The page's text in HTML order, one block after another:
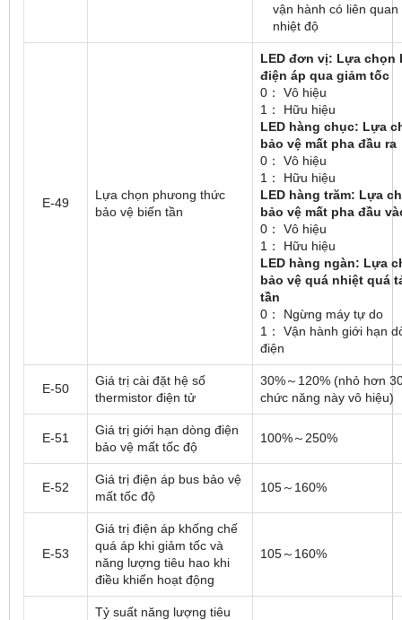
vận hành có liên quan
nhiệt độ
E-49
Lựa chọn phưong thức
bảo vệ biến tần
LED đơn vị: Lựa chọn
điện áp qua giảm tốc
0： Vô hiệu
1： Hữu hiệu
LED hàng chục: Lựa
bảo vệ mất pha đầu ra
0： Vô hiệu
1： Hữu hiệu
LED hàng trăm: Lựa
bảo vệ mất pha đầu
0： Vô hiệu
1： Hữu hiệu
LED hàng ngàn: Lựa
bảo vệ quá nhiệt quá
tần
0： Ngừng máy tự do
1： Vận hành giới hạn
điện
E-50
Giá trị cài đặt hệ số
thermistor điện tử
30%～120% (nhỏ hơn
chức năng này vô hiệu)
E-51
Giá trị giới hạn dòng điện
bảo vệ mất tốc độ
100%～250%
E-52
Giá trị điện áp bus bảo vệ
mất tốc độ
105～160%
E-53
Giá trị điện áp khống chế
quá áp khi giảm tốc và
năng lượng tiêu hao khi
điều khiển hoạt động
105～160%
Tỷ suất năng lượng tiêu